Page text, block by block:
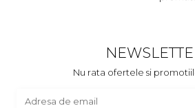
Nu rata ofertele si